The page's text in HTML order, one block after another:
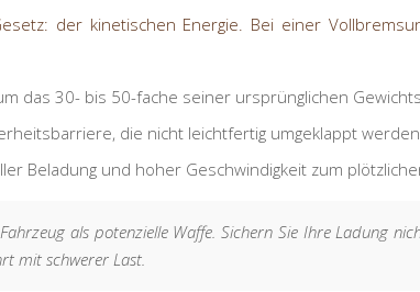
der kinetischen Energie. Bei einer
das 30- bis 50-fache seiner ursprünglichen
die nicht leichtfertig umgeklappt
Beladung und hoher Geschwindigkeit zum
als potenzielle Waffe. Sichern Sie Ihre Ladung
mit schwerer Last.